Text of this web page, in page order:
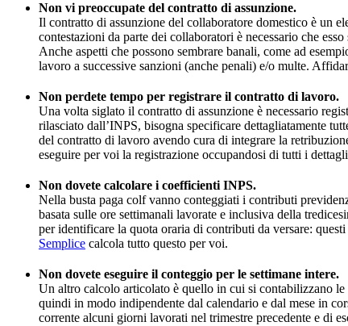
Non vi preoccupate del contratto di assunzione.
Il contratto di assunzione del collaboratore domestico è un
contestazioni da parte dei collaboratori è necessario che
Anche aspetti che possono sembrare banali, come ad
lavoro a successive sanzioni (anche penali) e/o multe.
Non perdete tempo per registrare il contratto di lavoro.
Una volta siglato il contratto di assunzione è necessario
rilasciato dall’INPS, bisogna specificare dettagliatamente
del contratto di lavoro avendo cura di integrare la
eseguire per voi la registrazione occupandosi di tutti i
Non dovete calcolare i coefficienti INPS.
Nella busta paga colf vanno conteggiati i contributi
basata sulle ore settimanali lavorate e inclusiva della
per identificare la quota oraria di contributi da versare:
Semplice calcola tutto questo per voi.
Non dovete eseguire il conteggio per le settimane intere.
Un altro calcolo articolato è quello in cui si contabilizzano le
quindi in modo indipendente dal calendario e dal mese in
corrente alcuni giorni lavorati nel trimestre precedente e di